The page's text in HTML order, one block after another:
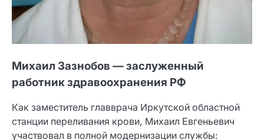
Михаил Зазнобов — заслуженный
работник здравоохранения РФ
Как заместитель главврача Иркутской областной
станции переливания крови, Михаил Евгеньевич
участвовал в полной модернизации службы: